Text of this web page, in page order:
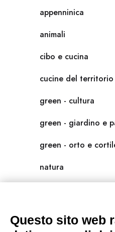
appenninica
animali
cibo e cucina
cucine del territorio
green - cultura
green - giardino e
green - orto e
natura
Questo sito web